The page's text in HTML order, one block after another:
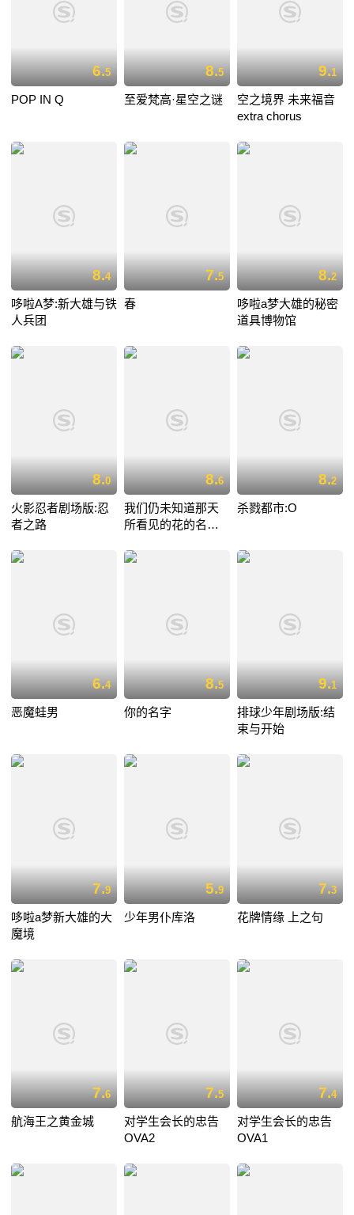
6.5
POP IN Q
8.5
至爱梵高·星空之谜
9.1
空之境界 未来福音
extra chorus
8.4
哆啦A梦:新大雄与铁
人兵团
7.5
春
8.2
哆啦a梦大雄的秘密
道具博物馆
8.0
火影忍者剧场版:忍
者之路
8.6
我们仍未知道那天
所看见的花的名字
8.2
杀戮都市:O
6.4
恶魔蛙男
8.5
你的名字
9.1
排球少年剧场版:结
束与开始
7.9
哆啦a梦新大雄的大
魔境
5.9
少年男仆库洛
7.3
花牌情缘 上之句
7.6
航海王之黄金城
7.5
对学生会长的忠告
OVA2
7.4
对学生会长的忠告
OVA1